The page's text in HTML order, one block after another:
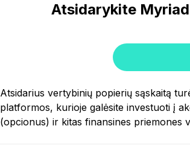
Atsidarykite
Atsidarius vertybinių popierių sąskaitą
platformos, kurioje galėsite investuoti į
(opcionus) ir kitas finansines priemones